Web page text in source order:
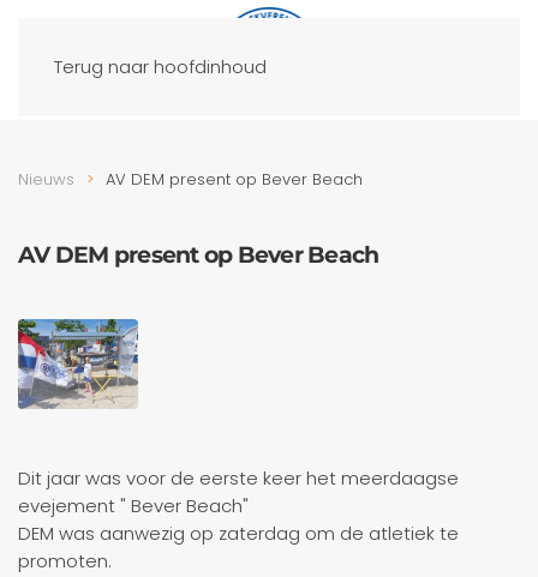
Terug naar hoofdinhoud
Nieuws AV DEM present op Bever Beach
AV DEM present op Bever Beach
Dit jaar was voor de eerste keer het meerdaagse
evejement " Bever Beach"
DEM was aanwezig op zaterdag om de atletiek te
promoten.